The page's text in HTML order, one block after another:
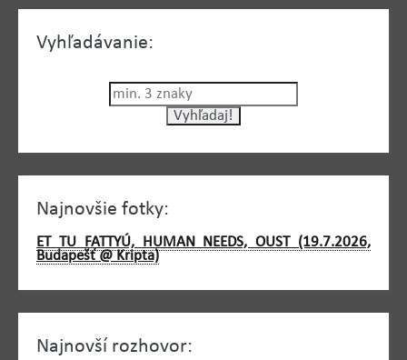
Vyhľadávanie:
Najnovšie fotky:
ET TU FATTYÚ, HUMAN NEEDS, OUST (19.7.2026,
Budapešť @ Kripta)
Najnovší rozhovor: